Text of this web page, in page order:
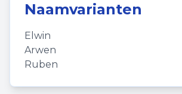
Naamvarianten
Elwin
Arwen
Ruben